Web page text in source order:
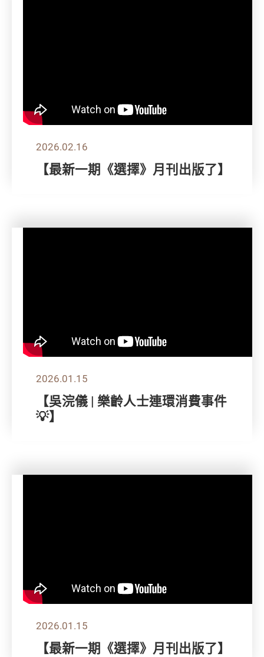
2026.02.16
【最新一期《選擇》月刊出版了】
2026.01.15
【吳浣儀 | 樂齡人士連環消費事件
💡】
2026.01.15
【最新一期《選擇》月刊出版了】